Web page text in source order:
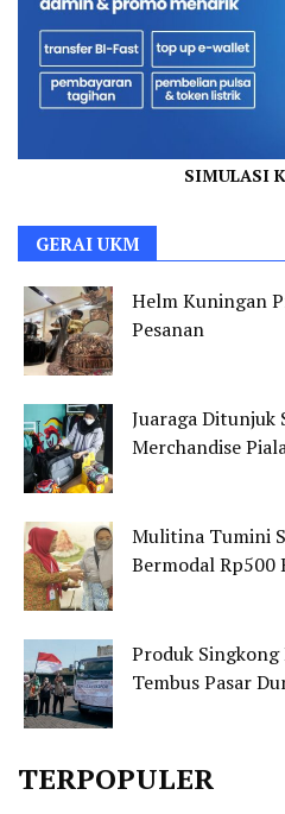
SIMULASI
GERAI UKM
Helm Kuningan
Pesanan
Juaraga Ditunjuk
Merchandise
Mulitina Tumini
Bermodal Rp500
Produk
Tembus Pasar
TERPOPULER